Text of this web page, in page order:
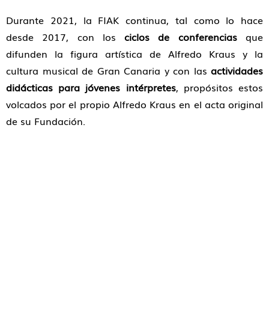
Durante 2021, la FIAK continua, tal como lo hace
desde 2017, con losciclos de conferenciasque
difunden la figura artística de Alfredo Kraus y la
cultura musical de Gran Canaria y con las actividades
didácticas para jóvenes intérpretes, propósitos estos
volcados por el propio Alfredo Kraus en el acta original
de su Fundación.